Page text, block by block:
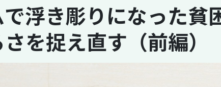
浮き彫りになった貧
を捉え直す（前編）